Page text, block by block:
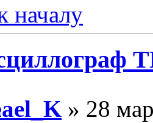
началу
» 28